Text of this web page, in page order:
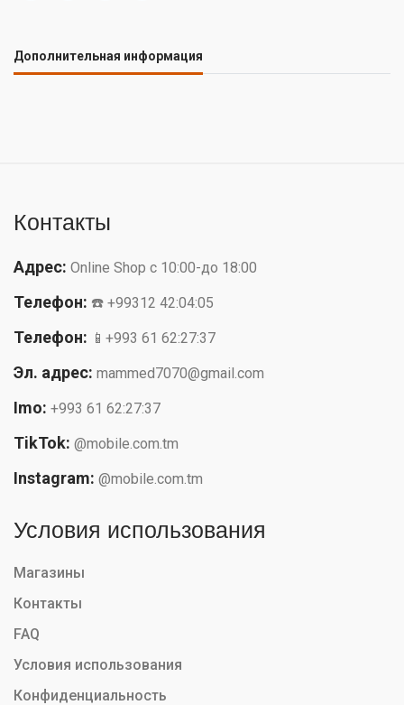
Дополнительная информация
Контакты
Адрес: Online Shop с 10:00-до 18:00
Телефон: ☎️ +99312 42:04:05
Телефон: 📱+993 61 62:27:37
Эл. адрес: mammed7070@gmail.com
Imo: +993 61 62:27:37
TikTok: @mobile.com.tm
Instagram: @mobile.com.tm
Условия использования
Магазины
Контакты
FAQ
Условия использования
Конфиденциальность